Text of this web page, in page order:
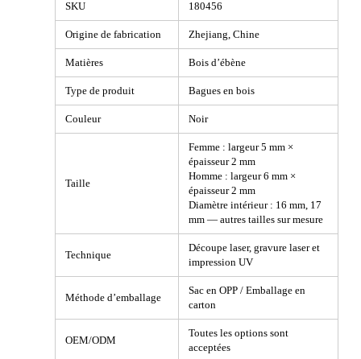
SKU 180456
Origine de fabrication Zhejiang, Chine
Matières Bois d’ébène
Type de produit Bagues en bois
Couleur Noir
Taille
Femme : largeur 5 mm ×
épaisseur 2 mm
Homme : largeur 6 mm ×
épaisseur 2 mm
Diamètre intérieur : 16 mm, 17
mm — autres tailles sur mesure
Technique
Découpe laser, gravure laser et
impression UV
Méthode d’emballage
Sac en OPP / Emballage en
carton
OEM/ODM
Toutes les options sont
acceptées